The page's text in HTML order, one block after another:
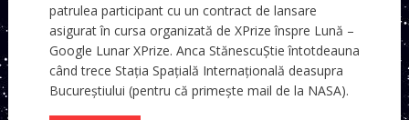
patrulea participant cu un contract de lansare
asigurat în cursa organizată de XPrize înspre Lună –
Google Lunar XPrize. Anca StănescuȘtie întotdeauna
când trece Stația Spațială Internațională deasupra
Bucureștiului (pentru că primește mail de la NASA).